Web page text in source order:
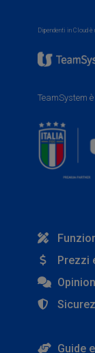
Dipendenti in Cloud è
TeamSystem
Prezzi
Guide